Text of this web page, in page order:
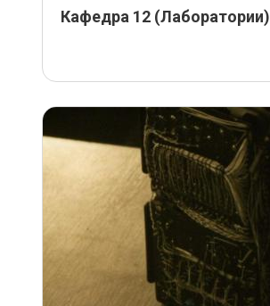
Кафедра 12 (Лаборатории)